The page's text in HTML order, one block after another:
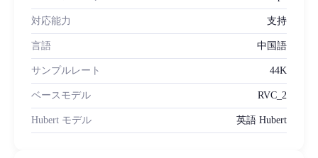
対応能力 支持
言語 中国語
サンプルレート 44K
ベースモデル RVC_2
Hubert モデル 英語 Hubert